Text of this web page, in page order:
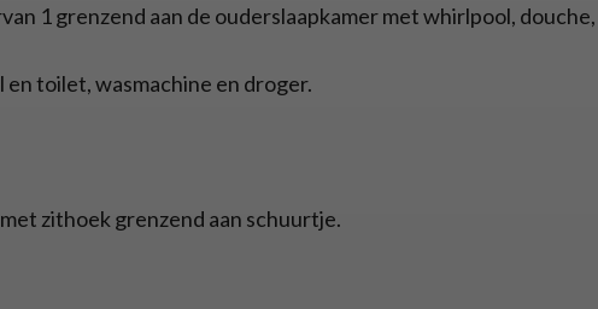
1 grenzend aan de ouderslaapkamer met whirlpool, douche,
toilet, wasmachine en droger.
zithoek grenzend aan schuurtje.